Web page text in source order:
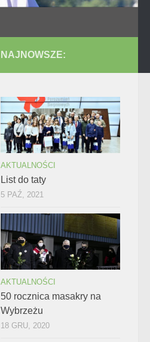
NAJNOWSZE:
AKTUALNOŚCI
List do taty
5 PAŹ, 2021
AKTUALNOŚCI
50 rocznica masakry na
Wybrzeżu
18 GRU, 2020